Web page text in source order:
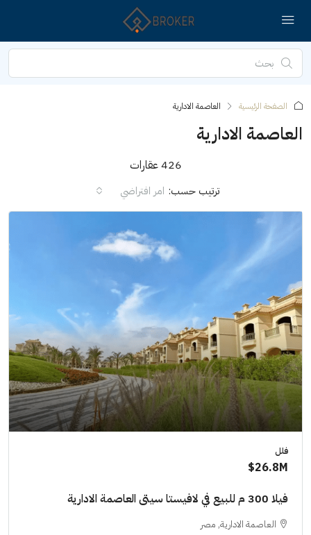
الصفحة الرئيسية العاصمة الادارية
العاصمة الادارية
426 عقارات
ترتيب حسب: امر افتراضي
فلل
26.8M$
فيلا 300 م للبيع في لافيستا سيتى العاصمة الادارية
العاصمة الادارية, مصر